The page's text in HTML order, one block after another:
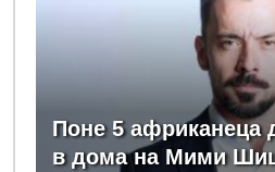
Поне 5 африканеца
в дома на Мими